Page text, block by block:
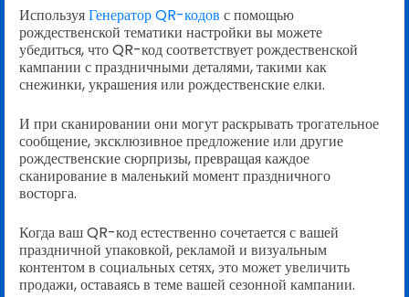
ИспользуяГенератор QR-кодов с помощью
рождественской тематики настройки вы можете
убедиться, что QR-код соответствует рождественской
кампании с праздничными деталями, такими как
снежинки, украшения или рождественские елки.
И при сканировании они могут раскрывать трогательное
сообщение, эксклюзивное предложение или другие
рождественские сюрпризы, превращая каждое
сканирование в маленький момент праздничного
восторга.
Когда ваш QR-код естественно сочетается с вашей
праздничной упаковкой, рекламой и визуальным
контентом в социальных сетях, это может увеличить
продажи, оставаясь в теме вашей сезонной кампании.